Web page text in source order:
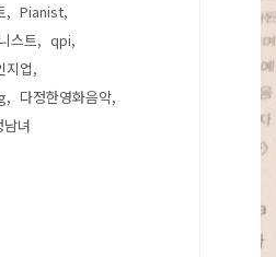
Pianist
스트
qpi
지업
다정한영화음악
남녀